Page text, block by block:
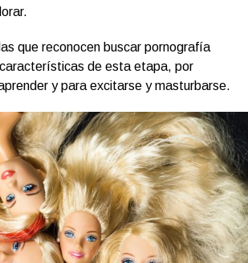
que reconocen buscar pornografía
de esta etapa, por
y para excitarse y masturbarse.